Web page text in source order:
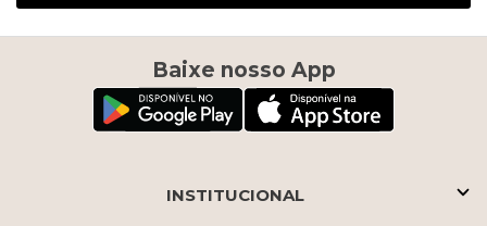
Baixe nosso App
INSTITUCIONAL